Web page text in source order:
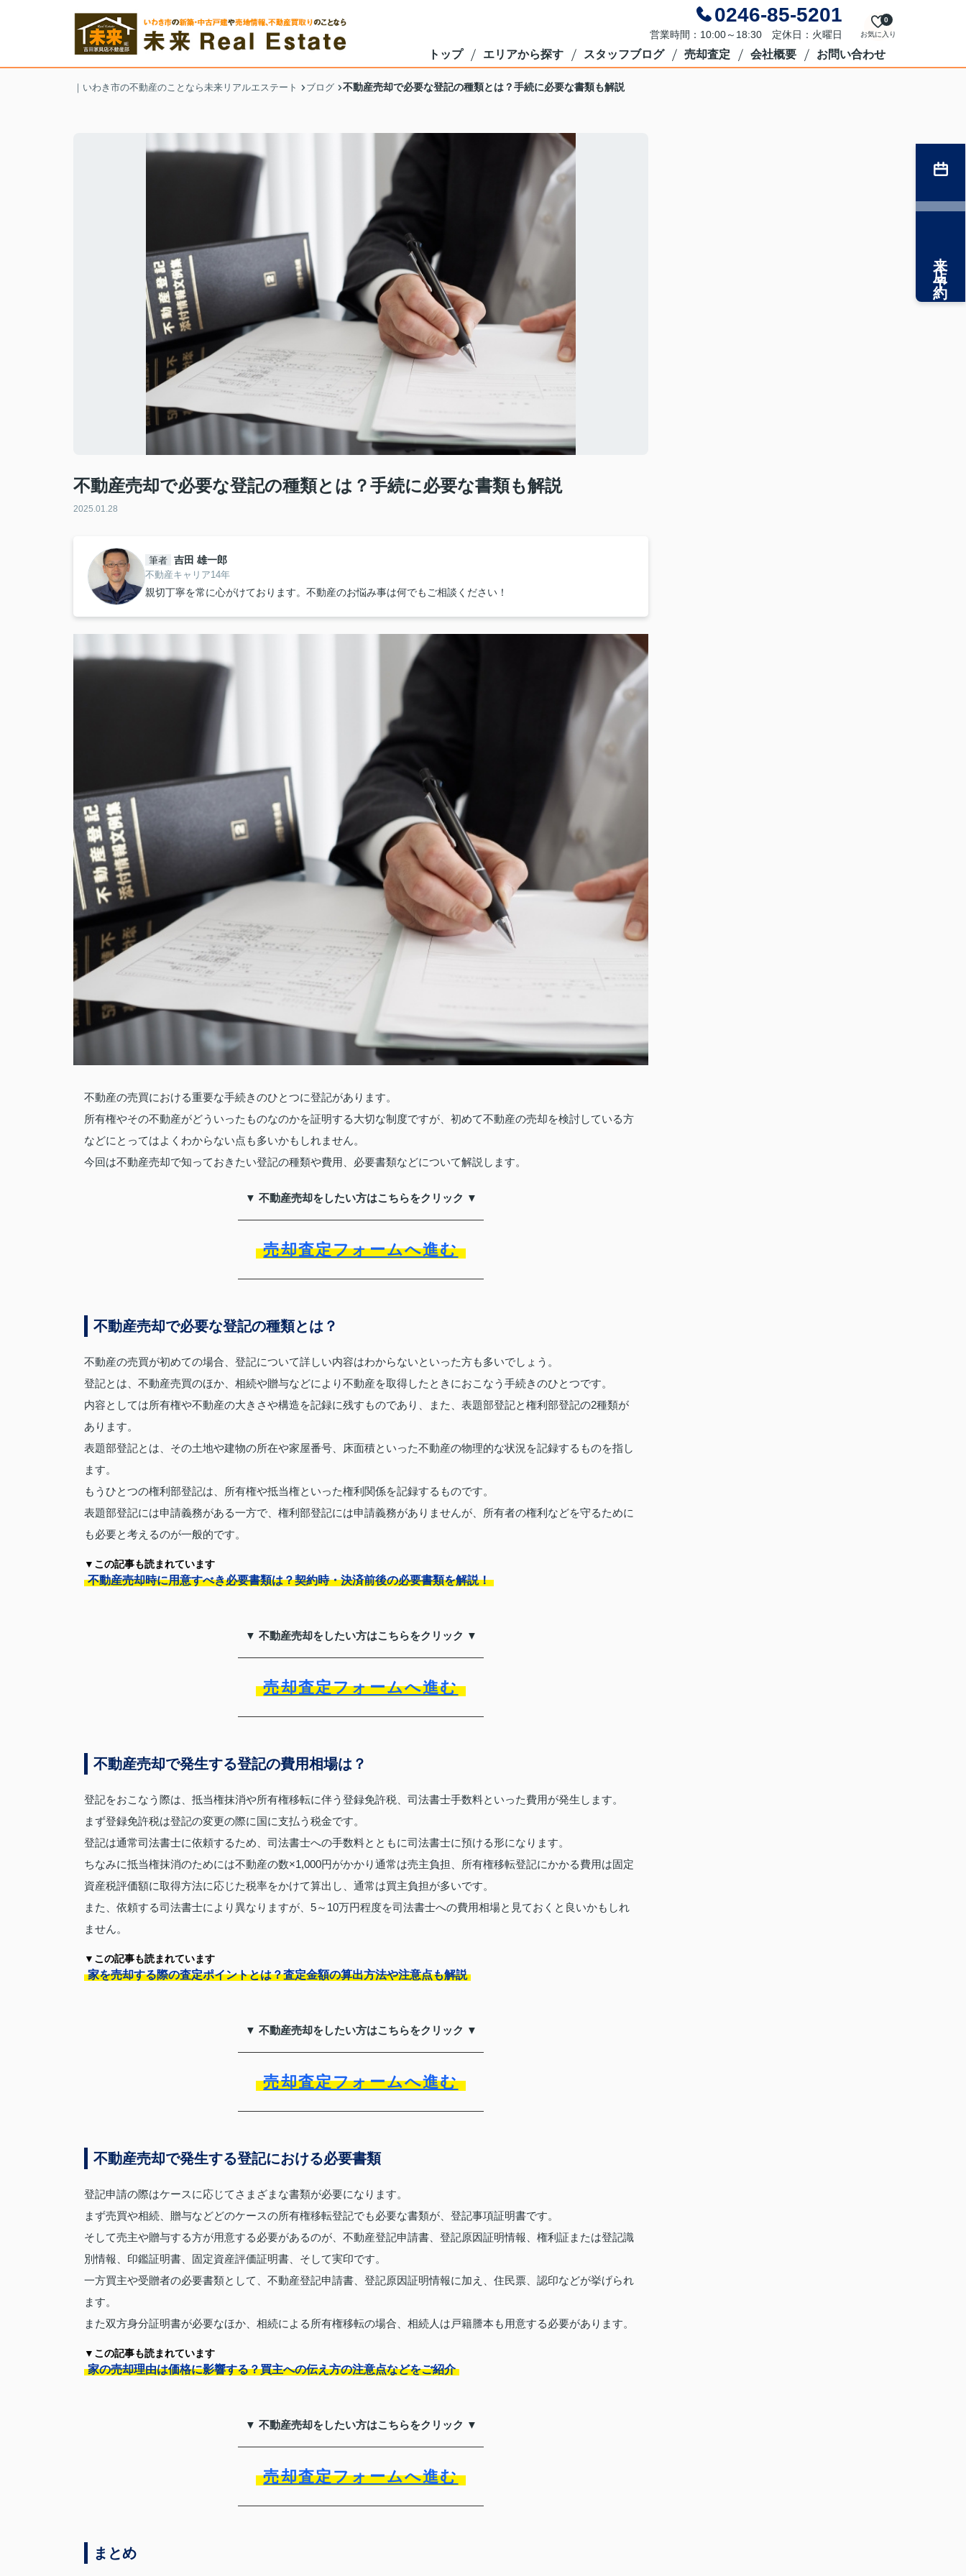
0246-85-5201
営業時間：10:00～18:30 定休日：火曜日 お気に入り
0
トップ エリアから探す スタッフブログ 売却査定 会社概要 お問い合わせ
｜いわき市の不動産のことなら未来リアルエステート ブログ 不動産売却で必要な登記の種類とは？手続に必要な書類も解説
不動産売却で必要な登記の種類とは？手続に必要な書類も解説
2025.01.28
筆者 吉田 雄一郎
不動産キャリア14年
親切丁寧を常に心がけております。不動産のお悩み事は何でもご相談ください！
不動産の売買における重要な手続きのひとつに登記があります。
所有権やその不動産がどういったものなのかを証明する大切な制度ですが、初めて不動産の売却を検討している方
などにとってはよくわからない点も多いかもしれません。
今回は不動産売却で知っておきたい登記の種類や費用、必要書類などについて解説します。
▼ 不動産売却をしたい方はこちらをクリック ▼
売却査定フォームへ進む
不動産売却で必要な登記の種類とは？
不動産の売買が初めての場合、登記について詳しい内容はわからないといった方も多いでしょう。
登記とは、不動産売買のほか、相続や贈与などにより不動産を取得したときにおこなう手続きのひとつです。
内容としては所有権や不動産の大きさや構造を記録に残すものであり、また、表題部登記と権利部登記の2種類が
あります。
表題部登記とは、その土地や建物の所在や家屋番号、床面積といった不動産の物理的な状況を記録するものを指し
ます。
もうひとつの権利部登記は、所有権や抵当権といった権利関係を記録するものです。
表題部登記には申請義務がある一方で、権利部登記には申請義務がありませんが、所有者の権利などを守るために
も必要と考えるのが一般的です。
▼この記事も読まれています
不動産売却時に用意すべき必要書類は？契約時・決済前後の必要書類を解説！
▼ 不動産売却をしたい方はこちらをクリック ▼
売却査定フォームへ進む
不動産売却で発生する登記の費用相場は？
登記をおこなう際は、抵当権抹消や所有権移転に伴う登録免許税、司法書士手数料といった費用が発生します。
まず登録免許税は登記の変更の際に国に支払う税金です。
登記は通常司法書士に依頼するため、司法書士への手数料とともに司法書士に預ける形になります。
ちなみに抵当権抹消のためには不動産の数×1,000円がかかり通常は売主負担、所有権移転登記にかかる費用は固定
資産税評価額に取得方法に応じた税率をかけて算出し、通常は買主負担が多いです。
また、依頼する司法書士により異なりますが、5～10万円程度を司法書士への費用相場と見ておくと良いかもしれ
ません。
▼この記事も読まれています
家を売却する際の査定ポイントとは？査定金額の算出方法や注意点も解説
▼ 不動産売却をしたい方はこちらをクリック ▼
売却査定フォームへ進む
不動産売却で発生する登記における必要書類
登記申請の際はケースに応じてさまざまな書類が必要になります。
まず売買や相続、贈与などどのケースの所有権移転登記でも必要な書類が、登記事項証明書です。
そして売主や贈与する方が用意する必要があるのが、不動産登記申請書、登記原因証明情報、権利証または登記識
別情報、印鑑証明書、固定資産評価証明書、そして実印です。
一方買主や受贈者の必要書類として、不動産登記申請書、登記原因証明情報に加え、住民票、認印などが挙げられ
ます。
また双方身分証明書が必要なほか、相続による所有権移転の場合、相続人は戸籍謄本も用意する必要があります。
▼この記事も読まれています
家の売却理由は価格に影響する？買主への伝え方の注意点などをご紹介
▼ 不動産売却をしたい方はこちらをクリック ▼
売却査定フォームへ進む
まとめ
来店予約